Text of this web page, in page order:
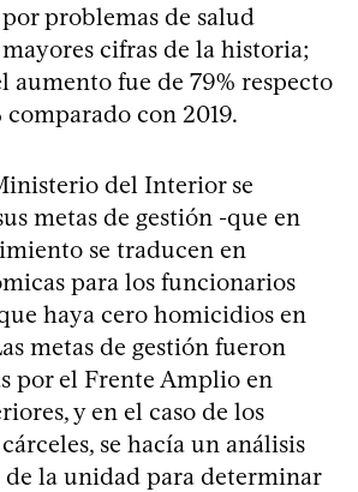
problemas de salud
cifras de la historia;
aumento fue de 79% respecto
comparado con 2019.
del Interior se
metas de gestión -que en
se traducen en
para los funcionarios
haya cero homicidios en
metas de gestión fueron
por el Frente Amplio en
y en el caso de los
se hacía un análisis
de la unidad para determinar